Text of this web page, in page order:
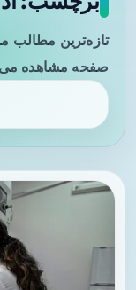
تازه‌ترین مطالب
صفحه مشاهده